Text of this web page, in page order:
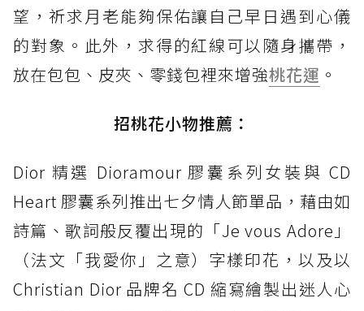
望，祈求月老能夠保佑讓自己早日遇到心儀
的對象。此外，求得的紅線可以隨身攜帶，
放在包包、皮夾、零錢包裡來增強桃花運 。
招桃花小物推薦：
Dior 精選 Dioramour 膠囊系列女裝與 CD
Heart 膠囊系列推出七夕情人節單品，藉由如
詩篇、歌詞般反覆出現的「Je vous Adore」
（法文「我愛你」之意）字樣印花，以及以
Christian Dior 品牌名 CD 縮寫繪製出迷人心